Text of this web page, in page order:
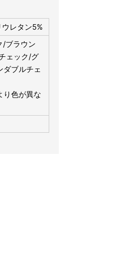
レタン5%
ブラウン
ェック/グ
ダブルチェ
り色が異な